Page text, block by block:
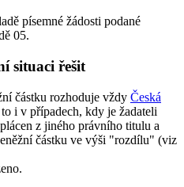
písemné žádosti podané
05.
situaci řešit
částku rozhoduje vždy Česká
i v případech, kdy je žadateli
z jiného právního titulu a
částku ve výši "rozdílu" (viz